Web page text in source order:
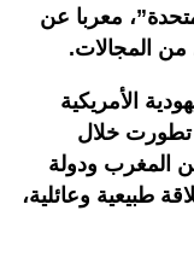
معربا عن
من المجالات.
الأمريكية
تطورت خلال
المغرب ودولة
طبيعية وعائلية،